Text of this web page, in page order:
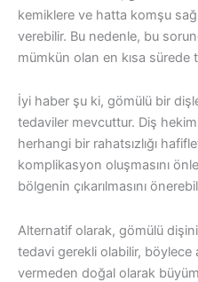
kemiklere ve hatta komşu
verebilir. Bu nedenle, bu
mümkün olan en kısa sürede
İyi haber şu ki, gömülü bir
tedaviler mevcuttur. Diş
herhangi bir rahatsızlığı
komplikasyon oluşmasını
bölgenin çıkarılmasını
Alternatif olarak, gömülü
tedavi gerekli olabilir, böylece
vermeden doğal olarak